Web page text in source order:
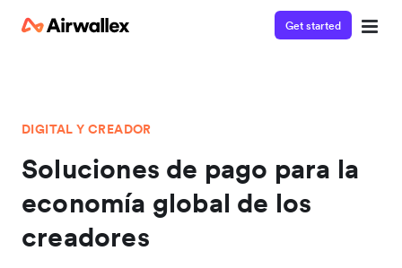
Get started
DIGITAL Y CREADOR
Soluciones de pago para la
economía global de los
creadores